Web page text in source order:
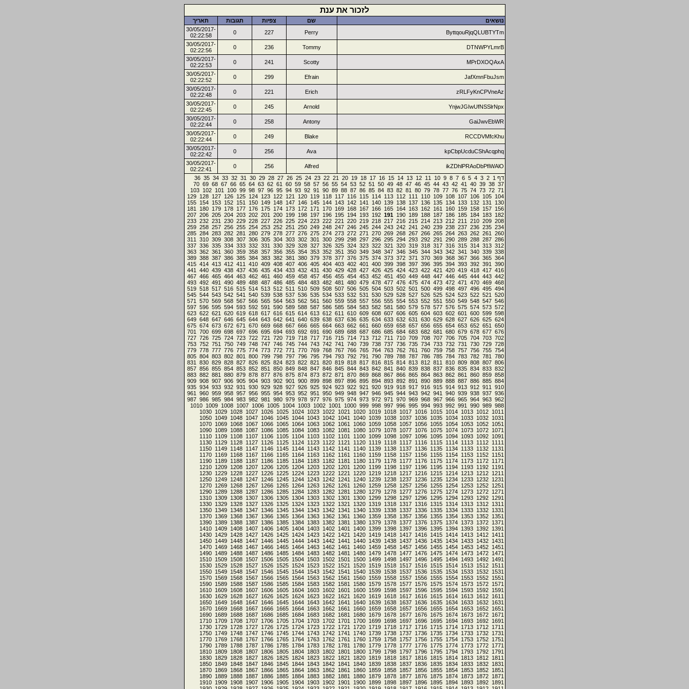
לזכור את ענת
נושאים שם צפיות תגובות
תאריך
ByttqouRjqQLUBTYTm
Perry
227
0
30/05/2017-
02:22:58
DTNWPYLmrB
Tommy
236
0
30/05/2017-
02:22:56
MPrDXOQAxA
Scotty
241
0
30/05/2017-
02:22:53
JafXmnFbuJsm
Efrain
299
0
30/05/2017-
02:22:52
zRLFyKnCPVneAz
Erich
221
0
30/05/2017-
02:22:48
YnjwJGIwUfNSSlrNpx
Arnold
245
0
30/05/2017-
02:22:45
GaiJwvEbWR
Antony
258
0
30/05/2017-
02:22:44
RCCDVMfcKhu
Blake
249
0
30/05/2017-
02:22:44
kpCbpUcduCShAcqphq
Ava
256
0
30/05/2017-
02:22:42
ikZDhlPRAoDbPfiWAlO
Alfred
256
0
30/05/2017-
02:22:41
דף 1
2
3
4
5
6
7
8
9
10
11
12
13
14
15
16
17
18
19
20
21
22
23
24
25
26
27
28
29
30
31
32
33
34
35
36
37
38
39
40
41
42
43
44
45
46
47
48
49
50
51
52
53
54
55
56
57
58
59
60
61
62
63
64
65
66
67
68
69
70
71
72
73
74
75
76
77
78
79
80
81
82
83
84
85
86
87
88
89
90
91
92
93
94
95
96
97
98
99
100
101
102
103
104
105
106
107
108
109
110
111
112
113
114
115
116
117
118
119
120
121
122
123
124
125
126
127
128
129
130
131
132
133
134
135
136
137
138
139
140
141
142
143
144
145
146
147
148
149
150
151
152
153
154
155
156
157
158
159
160
161
162
163
164
165
166
167
168
169
170
171
172
173
174
175
176
177
178
179
180
181
182
183
184
185
186
187
188
189
190
191
192
193
194
195
196
197
198
199
200
201
202
203
204
205
206
207
208
209
210
211
212
213
214
215
216
217
218
219
220
221
222
223
224
225
226
227
228
229
230
231
232
233
234
235
236
237
238
239
240
241
242
243
244
245
246
247
248
249
250
251
252
253
254
255
256
257
258
259
260
261
262
263
264
265
266
267
268
269
270
271
272
273
274
275
276
277
278
279
280
281
282
283
284
285
286
287
288
289
290
291
292
293
294
295
296
297
298
299
300
301
302
303
304
305
306
307
308
309
310
311
312
313
314
315
316
317
318
319
320
321
322
323
324
325
326
327
328
329
330
331
332
333
334
335
336
337
338
339
340
341
342
343
344
345
346
347
348
349
350
351
352
353
354
355
356
357
358
359
360
361
362
363
364
365
366
367
368
369
370
371
372
373
374
375
376
377
378
379
380
381
382
383
384
385
386
387
388
389
390
391
392
393
394
395
396
397
398
399
400
401
402
403
404
405
406
407
408
409
410
411
412
413
414
415
416
417
418
419
420
421
422
423
424
425
426
427
428
429
430
431
432
433
434
435
436
437
438
439
440
441
442
443
444
445
446
447
448
449
450
451
452
453
454
455
456
457
458
459
460
461
462
463
464
465
466
467
468
469
470
471
472
473
474
475
476
477
478
479
480
481
482
483
484
485
486
487
488
489
490
491
492
493
494
495
496
497
498
499
500
501
502
503
504
505
506
507
508
509
510
511
512
513
514
515
516
517
518
519
520
521
522
523
524
525
526
527
528
529
530
531
532
533
534
535
536
537
538
539
540
541
542
543
544
545
546
547
548
549
550
551
552
553
554
555
556
557
558
559
560
561
562
563
564
565
566
567
568
569
570
571
572
573
574
575
576
577
578
579
580
581
582
583
584
585
586
587
588
589
590
591
592
593
594
595
596
597
598
599
600
601
602
603
604
605
606
607
608
609
610
611
612
613
614
615
616
617
618
619
620
621
622
623
624
625
626
627
628
629
630
631
632
633
634
635
636
637
638
639
640
641
642
643
644
645
646
647
648
649
650
651
652
653
654
655
656
657
658
659
660
661
662
663
664
665
666
667
668
669
670
671
672
673
674
675
676
677
678
679
680
681
682
683
684
685
686
687
688
689
690
691
692
693
694
695
696
697
698
699
700
701
702
703
704
705
706
707
708
709
710
711
712
713
714
715
716
717
718
719
720
721
722
723
724
725
726
727
728
729
730
731
732
733
734
735
736
737
738
739
740
741
742
743
744
745
746
747
748
749
750
751
752
753
754
755
756
757
758
759
760
761
762
763
764
765
766
767
768
769
770
771
772
773
774
775
776
777
778
779
780
781
782
783
784
785
786
787
788
789
790
791
792
793
794
795
796
797
798
799
800
801
802
803
804
805
806
807
808
809
810
811
812
813
814
815
816
817
818
819
820
821
822
823
824
825
826
827
828
829
830
831
832
833
834
835
836
837
838
839
840
841
842
843
844
845
846
847
848
849
850
851
852
853
854
855
856
857
858
859
860
861
862
863
864
865
866
867
868
869
870
871
872
873
874
875
876
877
878
879
880
881
882
883
884
885
886
887
888
889
890
891
892
893
894
895
896
897
898
899
900
901
902
903
904
905
906
907
908
909
910
911
912
913
914
915
916
917
918
919
920
921
922
923
924
925
926
927
928
929
930
931
932
933
934
935
936
937
938
939
940
941
942
943
944
945
946
947
948
949
950
951
952
953
954
955
956
957
958
959
960
961
962
963
964
965
966
967
968
969
970
971
972
973
974
975
976
977
978
979
980
981
982
983
984
985
986
987
988
989
990
991
992
993
994
995
996
997
998
999
1000
1001
1002
1003
1004
1005
1006
1007
1008
1009
1010
1011
1012
1013
1014
1015
1016
1017
1018
1019
1020
1021
1022
1023
1024
1025
1026
1027
1028
1029
1030
1031
1032
1033
1034
1035
1036
1037
1038
1039
1040
1041
1042
1043
1044
1045
1046
1047
1048
1049
1050
1051
1052
1053
1054
1055
1056
1057
1058
1059
1060
1061
1062
1063
1064
1065
1066
1067
1068
1069
1070
1071
1072
1073
1074
1075
1076
1077
1078
1079
1080
1081
1082
1083
1084
1085
1086
1087
1088
1089
1090
1091
1092
1093
1094
1095
1096
1097
1098
1099
1100
1101
1102
1103
1104
1105
1106
1107
1108
1109
1110
1111
1112
1113
1114
1115
1116
1117
1118
1119
1120
1121
1122
1123
1124
1125
1126
1127
1128
1129
1130
1131
1132
1133
1134
1135
1136
1137
1138
1139
1140
1141
1142
1143
1144
1145
1146
1147
1148
1149
1150
1151
1152
1153
1154
1155
1156
1157
1158
1159
1160
1161
1162
1163
1164
1165
1166
1167
1168
1169
1170
1171
1172
1173
1174
1175
1176
1177
1178
1179
1180
1181
1182
1183
1184
1185
1186
1187
1188
1189
1190
1191
1192
1193
1194
1195
1196
1197
1198
1199
1200
1201
1202
1203
1204
1205
1206
1207
1208
1209
1210
1211
1212
1213
1214
1215
1216
1217
1218
1219
1220
1221
1222
1223
1224
1225
1226
1227
1228
1229
1230
1231
1232
1233
1234
1235
1236
1237
1238
1239
1240
1241
1242
1243
1244
1245
1246
1247
1248
1249
1250
1251
1252
1253
1254
1255
1256
1257
1258
1259
1260
1261
1262
1263
1264
1265
1266
1267
1268
1269
1270
1271
1272
1273
1274
1275
1276
1277
1278
1279
1280
1281
1282
1283
1284
1285
1286
1287
1288
1289
1290
1291
1292
1293
1294
1295
1296
1297
1298
1299
1300
1301
1302
1303
1304
1305
1306
1307
1308
1309
1310
1311
1312
1313
1314
1315
1316
1317
1318
1319
1320
1321
1322
1323
1324
1325
1326
1327
1328
1329
1330
1331
1332
1333
1334
1335
1336
1337
1338
1339
1340
1341
1342
1343
1344
1345
1346
1347
1348
1349
1350
1351
1352
1353
1354
1355
1356
1357
1358
1359
1360
1361
1362
1363
1364
1365
1366
1367
1368
1369
1370
1371
1372
1373
1374
1375
1376
1377
1378
1379
1380
1381
1382
1383
1384
1385
1386
1387
1388
1389
1390
1391
1392
1393
1394
1395
1396
1397
1398
1399
1400
1401
1402
1403
1404
1405
1406
1407
1408
1409
1410
1411
1412
1413
1414
1415
1416
1417
1418
1419
1420
1421
1422
1423
1424
1425
1426
1427
1428
1429
1430
1431
1432
1433
1434
1435
1436
1437
1438
1439
1440
1441
1442
1443
1444
1445
1446
1447
1448
1449
1450
1451
1452
1453
1454
1455
1456
1457
1458
1459
1460
1461
1462
1463
1464
1465
1466
1467
1468
1469
1470
1471
1472
1473
1474
1475
1476
1477
1478
1479
1480
1481
1482
1483
1484
1485
1486
1487
1488
1489
1490
1491
1492
1493
1494
1495
1496
1497
1498
1499
1500
1501
1502
1503
1504
1505
1506
1507
1508
1509
1510
1511
1512
1513
1514
1515
1516
1517
1518
1519
1520
1521
1522
1523
1524
1525
1526
1527
1528
1529
1530
1531
1532
1533
1534
1535
1536
1537
1538
1539
1540
1541
1542
1543
1544
1545
1546
1547
1548
1549
1550
1551
1552
1553
1554
1555
1556
1557
1558
1559
1560
1561
1562
1563
1564
1565
1566
1567
1568
1569
1570
1571
1572
1573
1574
1575
1576
1577
1578
1579
1580
1581
1582
1583
1584
1585
1586
1587
1588
1589
1590
1591
1592
1593
1594
1595
1596
1597
1598
1599
1600
1601
1602
1603
1604
1605
1606
1607
1608
1609
1610
1611
1612
1613
1614
1615
1616
1617
1618
1619
1620
1621
1622
1623
1624
1625
1626
1627
1628
1629
1630
1631
1632
1633
1634
1635
1636
1637
1638
1639
1640
1641
1642
1643
1644
1645
1646
1647
1648
1649
1650
1651
1652
1653
1654
1655
1656
1657
1658
1659
1660
1661
1662
1663
1664
1665
1666
1667
1668
1669
1670
1671
1672
1673
1674
1675
1676
1677
1678
1679
1680
1681
1682
1683
1684
1685
1686
1687
1688
1689
1690
1691
1692
1693
1694
1695
1696
1697
1698
1699
1700
1701
1702
1703
1704
1705
1706
1707
1708
1709
1710
1711
1712
1713
1714
1715
1716
1717
1718
1719
1720
1721
1722
1723
1724
1725
1726
1727
1728
1729
1730
1731
1732
1733
1734
1735
1736
1737
1738
1739
1740
1741
1742
1743
1744
1745
1746
1747
1748
1749
1750
1751
1752
1753
1754
1755
1756
1757
1758
1759
1760
1761
1762
1763
1764
1765
1766
1767
1768
1769
1770
1771
1772
1773
1774
1775
1776
1777
1778
1779
1780
1781
1782
1783
1784
1785
1786
1787
1788
1789
1790
1791
1792
1793
1794
1795
1796
1797
1798
1799
1800
1801
1802
1803
1804
1805
1806
1807
1808
1809
1810
1811
1812
1813
1814
1815
1816
1817
1818
1819
1820
1821
1822
1823
1824
1825
1826
1827
1828
1829
1830
1831
1832
1833
1834
1835
1836
1837
1838
1839
1840
1841
1842
1843
1844
1845
1846
1847
1848
1849
1850
1851
1852
1853
1854
1855
1856
1857
1858
1859
1860
1861
1862
1863
1864
1865
1866
1867
1868
1869
1870
1871
1872
1873
1874
1875
1876
1877
1878
1879
1880
1881
1882
1883
1884
1885
1886
1887
1888
1889
1890
1891
1892
1893
1894
1895
1896
1897
1898
1899
1900
1901
1902
1903
1904
1905
1906
1907
1908
1909
1910